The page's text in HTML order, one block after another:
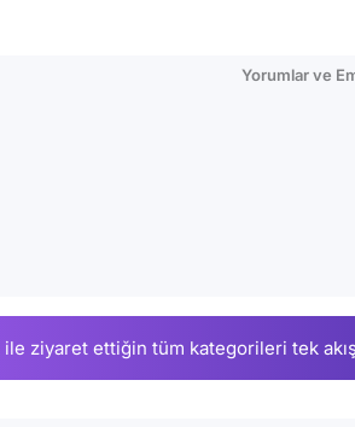
Yorumlar ve
ile ziyaret ettiğin tüm kategorileri tek